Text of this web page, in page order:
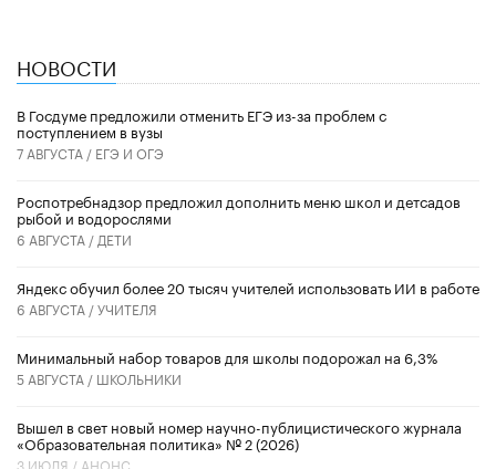
НОВОСТИ
В Госдуме предложили отменить ЕГЭ из-за проблем с
поступлением в вузы
7 АВГУСТА / ЕГЭ И ОГЭ
Роспотребнадзор предложил дополнить меню школ и детсадов
рыбой и водорослями
6 АВГУСТА / ДЕТИ
​Яндекс обучил более 20 тысяч учителей использовать ИИ в работе
6 АВГУСТА /УЧИТЕЛЯ
Минимальный набор товаров для школы подорожал на 6,3%
5 АВГУСТА / ШКОЛЬНИКИ
Вышел в свет новый номер научно-публицистического журнала
«Образовательная политика» № 2 (2026)
3 ИЮЛЯ / АНОНС